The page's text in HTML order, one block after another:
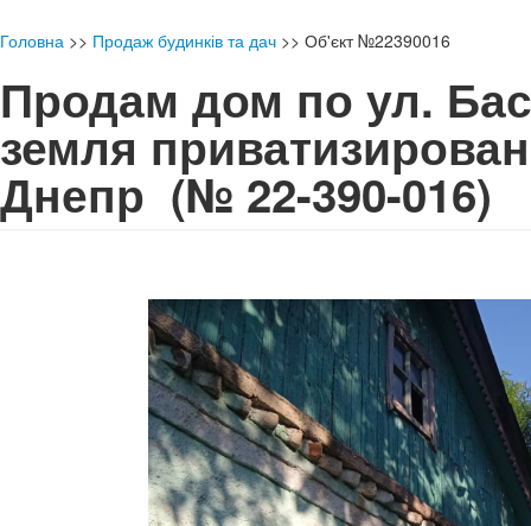
Головна >> Продаж будинків та дач >> Об'єкт №22390016
Продам дом по ул.
земля
Днепр (№ 22-390-016)